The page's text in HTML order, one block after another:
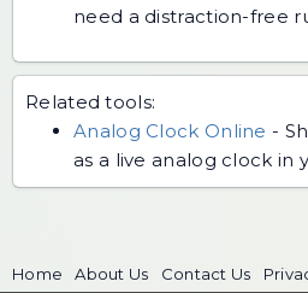
need a distraction-free
Related tools:
Analog Clock Online -
as a live analog clock in
Home About Us Contact Us